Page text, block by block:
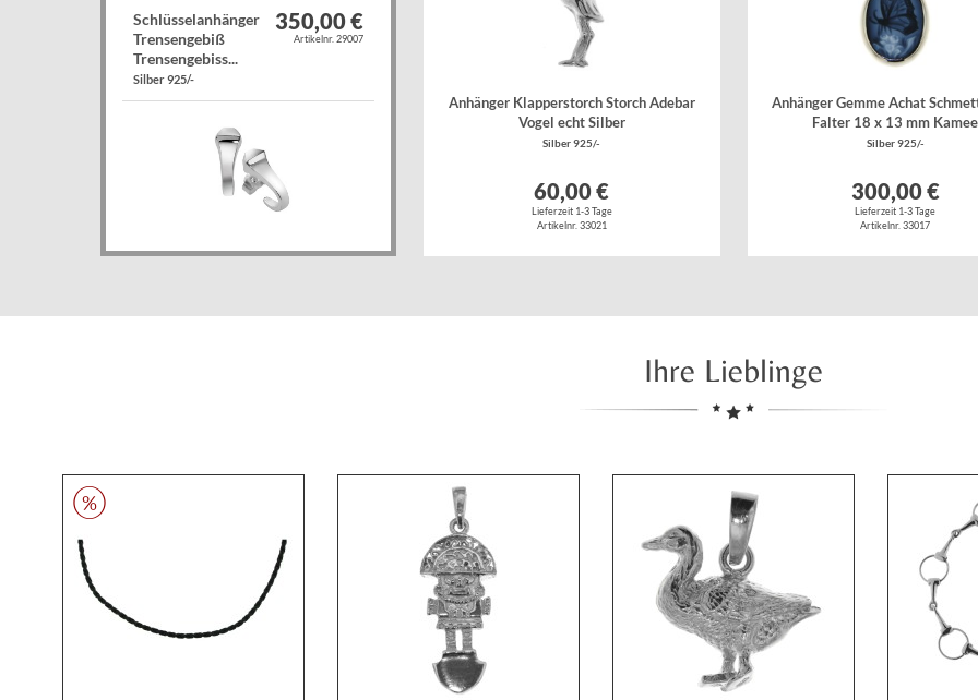
Anhänger Klapperstorch Storch Adebar
Vogel echt Silber
Silber 925/-
60,00 €
Lieferzeit 1-3 Tage
Artikelnr. 33021
Anhänger Gemme Achat
Falter 18 x 13 mm Kamee
Silber 925/-
300,00 €
Lieferzeit 1-3 Tage
Artikelnr. 33017
Schlüsselanhänger
Trensengebiß
Trensengebiss...
Silber 925/-
350,00 €
Artikelnr. 29007
Ohrstecker
massiv...
135,00 €
Ihre Lieblinge